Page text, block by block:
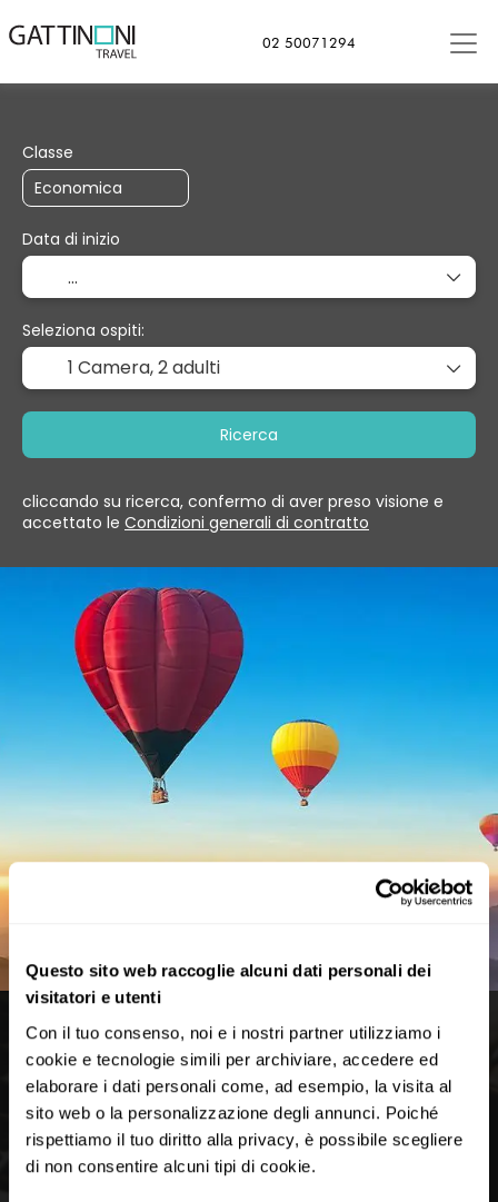
Questo sito web raccoglie alcuni dati personali dei
visitatori e utenti
Con il tuo consenso, noi e i nostri partner utilizziamo i
cookie e tecnologie simili per archiviare, accedere ed
elaborare i dati personali come, ad esempio, la visita al
sito web o la personalizzazione degli annunci. Poiché
rispettiamo il tuo diritto alla privacy, è possibile scegliere
di non consentire alcuni tipi di cookie.
02 50071294
Soggiorno
Trasporto + Soggiorno
Classe
Data di inizio
Seleziona ospiti:
1 Camera,2 adulti
Ricerca
cliccando su ricerca, confermo di aver preso visione e
accettato le Condizioni generali di contratto